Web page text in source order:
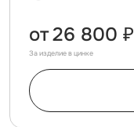
от26 800 ₽
За изделие в цинке